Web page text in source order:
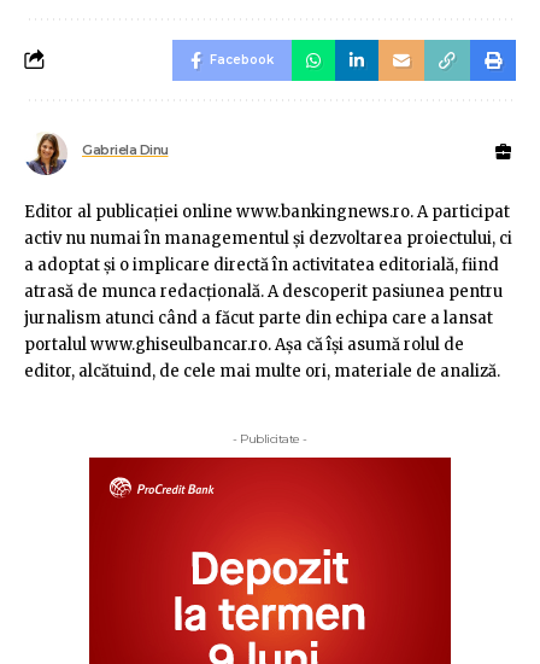
Facebook
Gabriela Dinu
Editor al publicaţiei online www.bankingnews.ro. A participat
activ nu numai în managementul şi dezvoltarea proiectului, ci
a adoptat şi o implicare directă în activitatea editorială, fiind
atrasă de munca redacţională. A descoperit pasiunea pentru
jurnalism atunci când a făcut parte din echipa care a lansat
portalul www.ghiseulbancar.ro. Așa că îşi asumă rolul de
editor, alcătuind, de cele mai multe ori, materiale de analiză.
- Publicitate -